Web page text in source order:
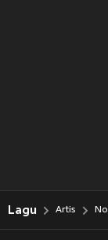
Lagu Artis